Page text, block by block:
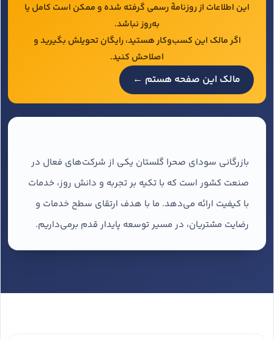
این اطلاعات از روزنامهٔ رسمی گرفته شده و ممکن است کامل یا
به‌روز نباشد.
اگر مالک این کسب‌وکار هستید، رایگان تحویلش بگیرید و
اصلاحش کنید.
مالک این صفحه هستم ←
بازرگانی سودای صحرا گلستان یکی از شرکت‌های فعال در
صنعت کشور است که با تکیه بر تجربه و دانش روز، خدمات
با کیفیت ارائه می‌دهد. ما با هدف ارتقای سطح خدمات و
رضایت مشتریان، در مسیر توسعه پایدار قدم برمی‌داریم.